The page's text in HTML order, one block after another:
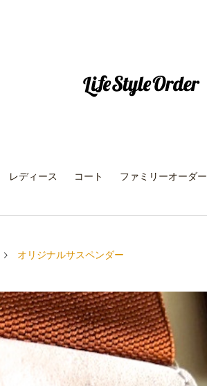
レディース コート ファミリーオーダー
オリジナルサスペンダー